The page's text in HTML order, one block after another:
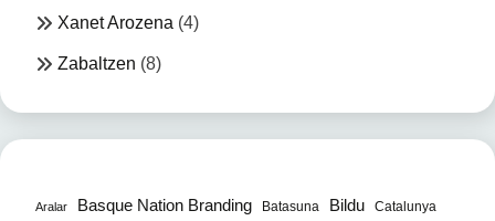
Xanet Arozena (4)
Zabaltzen (8)
Aralar Basque Nation Branding Batasuna Bildu Catalunya